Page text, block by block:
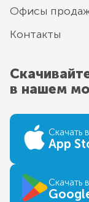
Офисы
Контакты
в нашем
Скачать в
App
Скачать в